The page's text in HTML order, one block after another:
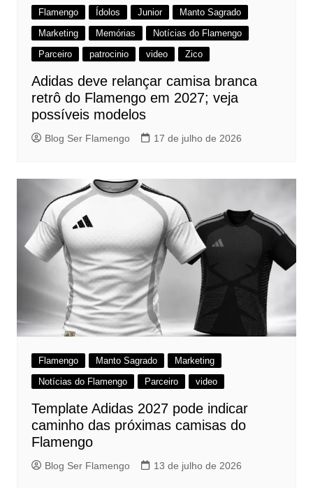
Flamengo Ídolos Junior
Manto Sagrado
Marketing
Memórias
Notícias do Flamengo
Parceiro
patrocinio video Zico
Adidas deve relançar camisa branca
retrô do Flamengo em 2027; veja
possíveis modelos
Blog Ser Flamengo 17 de julho de 2026
Flamengo Manto Sagrado
Marketing
Notícias do Flamengo
Parceiro video
Template Adidas 2027 pode indicar
caminho das próximas camisas do
Flamengo
Blog Ser Flamengo 13 de julho de 2026